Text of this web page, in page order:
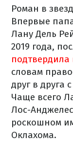
Роман в
Впервые
Лану Дель
2019 года,
подтвердила
словам
друг в друга
Чаще всего
Лос-
роскошном
Оклахома.